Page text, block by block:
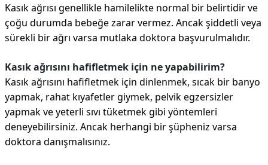
Kasık ağrısı genellikle hamilelikte normal bir belirtidir ve
çoğu durumda bebeğe zarar vermez. Ancak şiddetli veya
sürekli bir ağrı varsa mutlaka doktora başvurulmalıdır.
Kasık ağrısını hafifletmek için ne yapabilirim?
Kasık ağrısını hafifletmek için dinlenmek, sıcak bir banyo
yapmak, rahat kıyafetler giymek, pelvik egzersizler
yapmak ve yeterli sıvı tüketmek gibi yöntemleri
deneyebilirsiniz. Ancak herhangi bir şüpheniz varsa
doktora danışmalısınız.